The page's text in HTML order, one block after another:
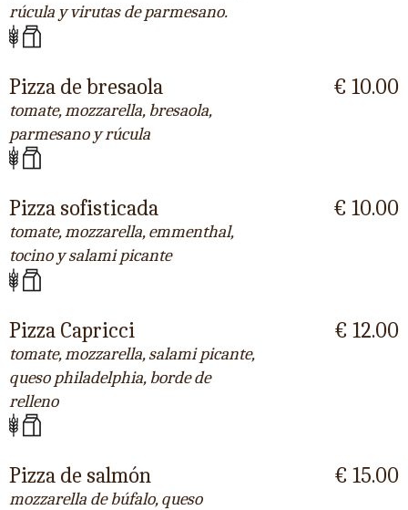
rúcula y virutas de parmesano.
Pizza de bresaola
tomate, mozzarella, bresaola,
parmesano y rúcula
€ 10.00
Pizza sofisticada
tomate, mozzarella, emmenthal,
tocino y salami picante
€ 10.00
Pizza Capricci
tomate, mozzarella, salami picante,
queso philadelphia, borde de
relleno
€ 12.00
Pizza de salmón
mozzarella de búfalo, queso
€ 15.00